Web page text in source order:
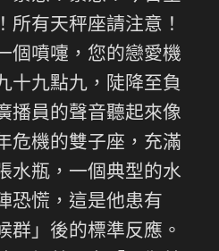
所有天秤座請注意！
個噴嚏，您的戀愛機
十九點九，陡降至負
播員的聲音聽起來像
危機的雙子座，充滿
水瓶，一個典型的水
恐慌，這是他患有
群」後的標準反應。